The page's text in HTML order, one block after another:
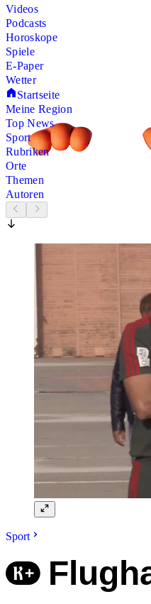
Videos
Podcasts
Horoskope
Spiele
E-Paper
Wetter
Startseite
Meine Region
Top News
Sport
Rubriken
Orte
Themen
Autoren
Sport